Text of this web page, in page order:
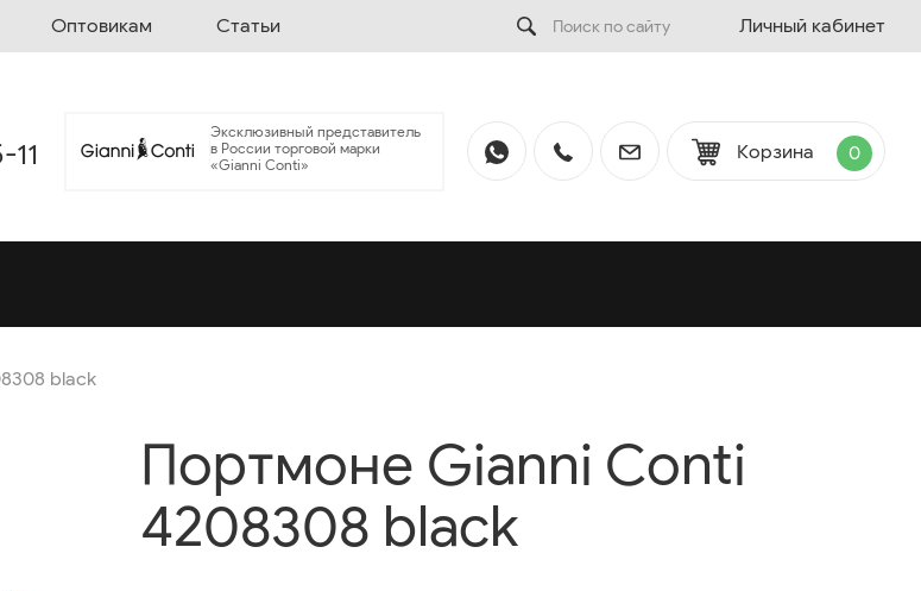
Оптовикам Статьи Личный кабинет
Эксклюзивный представитель
в России торговой марки
«Gianni Conti»
Корзина 0
black
Портмоне Gianni Conti
4208308 black